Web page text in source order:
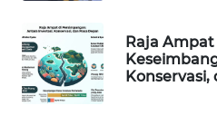
Raja
MASYARAKAT
KELISTRIKAN
WALINKI